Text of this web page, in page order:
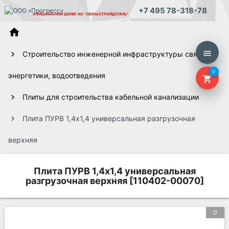
ОФИЦИАЛЬНЫЙ ДИЛЕР АО "СВЯЗЬСТРОЙДЕТАЛЬ" +7 495 78-318-78
menu
shopping_cart
0
home
Строительство инженерной инфраструктуры связи,
энергетики, водоотведения
Плиты для строительства кабельной канализации
Плита ПУРВ 1,4х1,4 универсальная разгрузочная
верхняя
Плита ПУРВ 1,4х1,4 универсальная
разгрузочная верхняя [110402-00070]
0